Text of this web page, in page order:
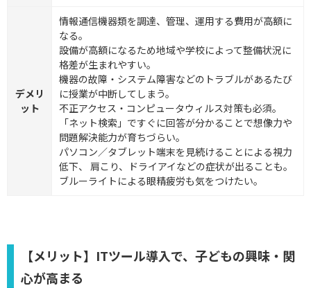
デメリ
ット
情報通信機器類を調達、管理、運用する費用が高額に
なる。
設備が高額になるため地域や学校によって整備状況に
格差が生まれやすい。
機器の故障・システム障害などのトラブルがあるたび
に授業が中断してしまう。
不正アクセス・コンピュータウィルス対策も必須。
「ネット検索」ですぐに回答が分かることで想像力や
問題解決能力が育ちづらい。
パソコン／タブレット端末を見続けることによる視力
低下、 肩こり、ドライアイなどの症状が出ることも。
ブルーライトによる眼精疲労も気をつけたい。
【メリット】ITツール導入で、子どもの興味・関
心が高まる